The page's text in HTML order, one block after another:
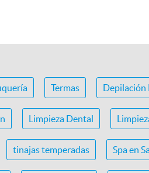
Termas Depilación
Limpieza Dental
tinajas temperadas Spa en